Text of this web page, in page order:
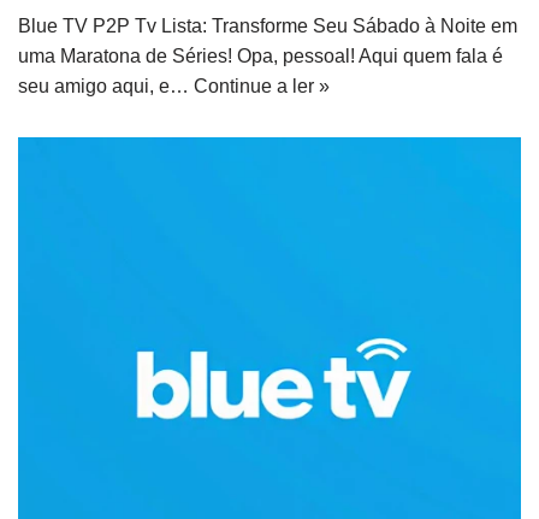
Blue TV P2P Tv Lista: Transforme Seu Sábado à Noite em
uma Maratona de Séries! Opa, pessoal! Aqui quem fala é
seu amigo aqui, e… Continue a ler »